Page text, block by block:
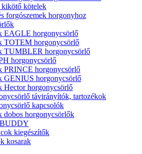
kötelek
forgószemek horgonyhoz
EAGLE horgonycsörlő
TOTEM horgonycsörlő
TUMBLER horgonycsörlő
horgonycsörlő
PRINCE horgonycsörlő
GENIUS horgonycsörlő
Hector horgonycsörlő
távirányítók, tartozékok
kapcsolók
dobos horgonycsörlők
kiegészítők
kosarak